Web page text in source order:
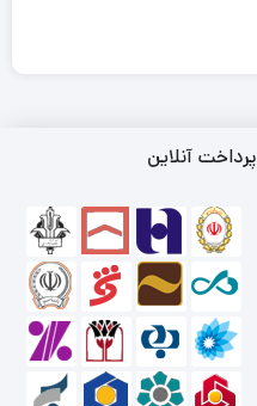
پرداخت آنلاین